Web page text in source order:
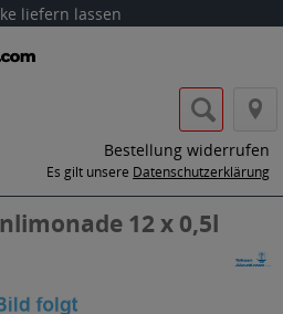
liefern lassen
Bestellung widerrufen
Es gilt unsere Datenschutzerklärung
12 x 0,5l